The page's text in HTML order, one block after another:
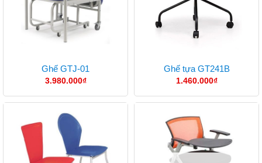
Ghế GTJ-01
3.980.000₫
Ghế tựa GT241B
1.460.000₫